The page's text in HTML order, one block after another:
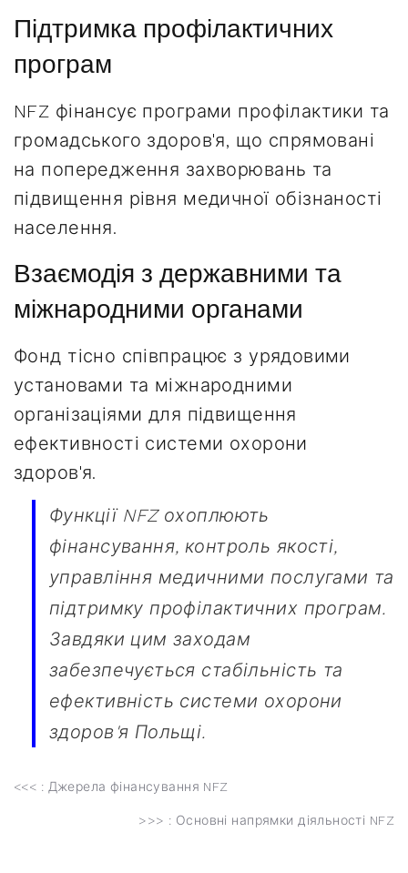
Підтримка профілактичних
програм
NFZ фінансує програми профілактики та
громадського здоров'я, що спрямовані
на попередження захворювань та
підвищення рівня медичної обізнаності
населення.
Взаємодія з державними та
міжнародними органами
Фонд тісно співпрацює з урядовими
установами та міжнародними
організаціями для підвищення
ефективності системи охорони
здоров'я.
Функції NFZ охоплюють
фінансування, контроль якості,
управління медичними послугами та
підтримку профілактичних програм.
Завдяки цим заходам
забезпечується стабільність та
ефективність системи охорони
здоров'я Польщі.
<<< : Джерела фінансування NFZ
>>> : Основні напрямки діяльності NFZ